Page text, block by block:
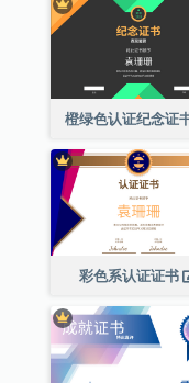
橙绿色认证纪念证
彩色系认证证书